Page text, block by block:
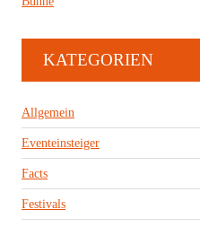
KATEGORIEN
Allgemein
Eventeinsteiger
Facts
Festivals